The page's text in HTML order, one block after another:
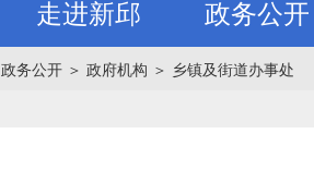
走进新邱 政务公开
政务公开 ＞ 政府机构 ＞ 乡镇及街道办事处